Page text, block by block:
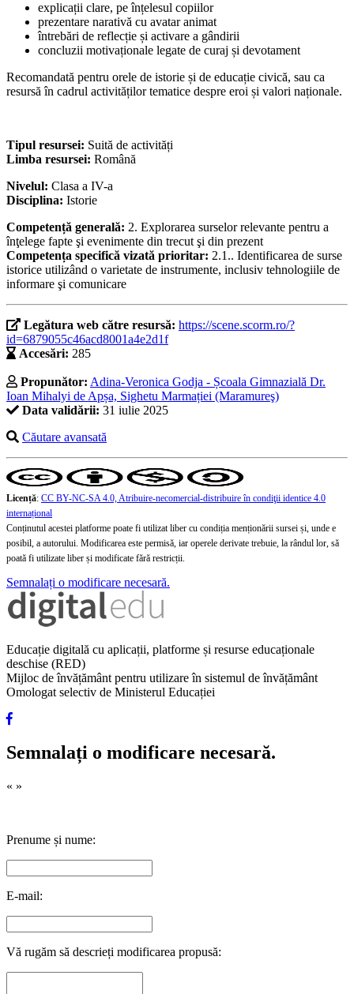
explicații clare, pe înțelesul copiilor
prezentare narativă cu avatar animat
întrebări de reflecție și activare a gândirii
concluzii motivaționale legate de curaj și devotament
Recomandată pentru orele de istorie și de educație civică, sau ca
resursă în cadrul activităților tematice despre eroi și valori naționale.
Tipul resursei: Suită de activități
Limba resursei: Română
Nivelul: Clasa a IV-a
Disciplina: Istorie
Competență generală: 2. Explorarea surselor relevante pentru a
înţelege fapte şi evenimente din trecut şi din prezent
Competența specifică vizată prioritar: 2.1.. Identificarea de surse
istorice utilizând o varietate de instrumente, inclusiv tehnologiile de
informare şi comunicare
Legătura web către resursă: https://scene.scorm.ro/?
id=6879055c46acd8001a4e2d1f
Accesări: 285
Propunător: Adina-Veronica Godja - Școala Gimnazială Dr.
Ioan Mihalyi de Apșa, Sighetu Marmației (Maramureş)
Data validării: 31 iulie 2025
Căutare avansată
Licență: CC BY-NC-SA 4.0, Atribuire-necomercial-distribuire în condiţii identice 4.0
internațional
Conținutul acestei platforme poate fi utilizat liber cu condiția menționării sursei și, unde e
posibil, a autorului. Modificarea este permisă, iar operele derivate trebuie, la rândul lor, să
poată fi utilizate liber și modificate fără restricții.
Semnalați o modificare necesară.
Educație digitală cu aplicații, platforme și resurse educaționale
deschise (RED)
Mijloc de învățământ pentru utilizare în sistemul de învățământ
Omologat selectiv de Ministerul Educației
Semnalați o modificare necesară.
« »
Prenume și nume:
E-mail:
Vă rugăm să descrieți modificarea propusă: